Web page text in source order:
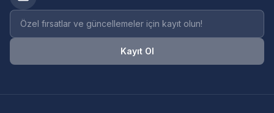
Bülten e-posta adresi
Kayıt Ol